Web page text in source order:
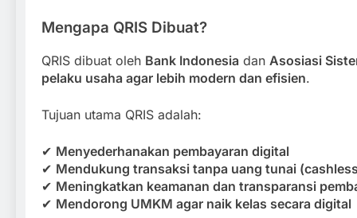
Mengapa QRIS Dibuat?
QRIS dibuat oleh Bank Indonesia dan Asosiasi
pelaku usaha agar lebih modern dan efisien.
Tujuan utama QRIS adalah:
✔ Menyederhanakan pembayaran digital
✔ Mendukung transaksi tanpa uang tunai
✔ Meningkatkan keamanan dan transparansi
✔ Mendorong UMKM agar naik kelas secara digital